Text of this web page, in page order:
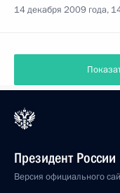
14 декабря 2009 года,
Президент России
Версия официального